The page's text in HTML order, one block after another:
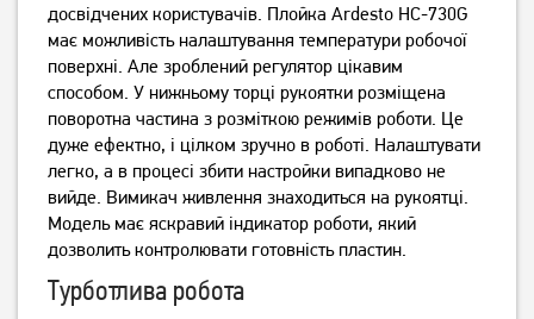
Плойка Magio MG-704
досвідчених користувачів. Плойка Ardesto HC-730G
має можливість налаштування температури робочої
поверхні. Але зроблений регулятор цікавим
способом. У нижньому торці рукоятки розміщена
поворотна частина з розміткою режимів роботи. Це
дуже ефектно, і цілком зручно в роботі. Налаштувати
легко, а в процесі збити настройки випадково не
вийде. Вимикач живлення знаходиться на рукоятці.
Модель має яскравий індикатор роботи, який
дозволить контролювати готовність пластин.
Турботлива робота